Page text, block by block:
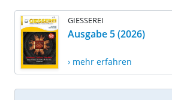
GIESSEREI
Ausgabe 5 (2026)
› mehr erfahren